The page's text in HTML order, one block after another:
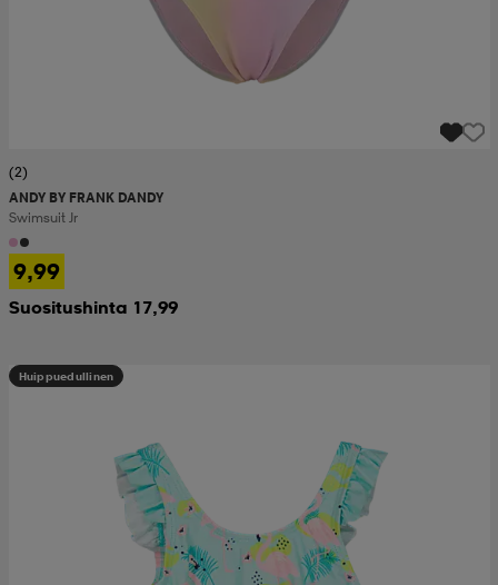
(2)
ANDY BY FRANK DANDY
Swimsuit Jr
9,99
Suositushinta 17,99
Huippuedullinen